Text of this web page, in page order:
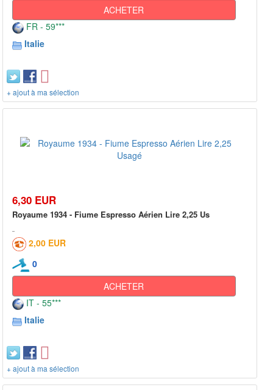
ACHETER
FR - 59***
Italie
+ ajout à ma sélection
6,30 EUR
Royaume 1934 - Fiume Espresso Aérien Lire 2,25 Us
2,00 EUR
0
ACHETER
IT - 55***
Italie
+ ajout à ma sélection